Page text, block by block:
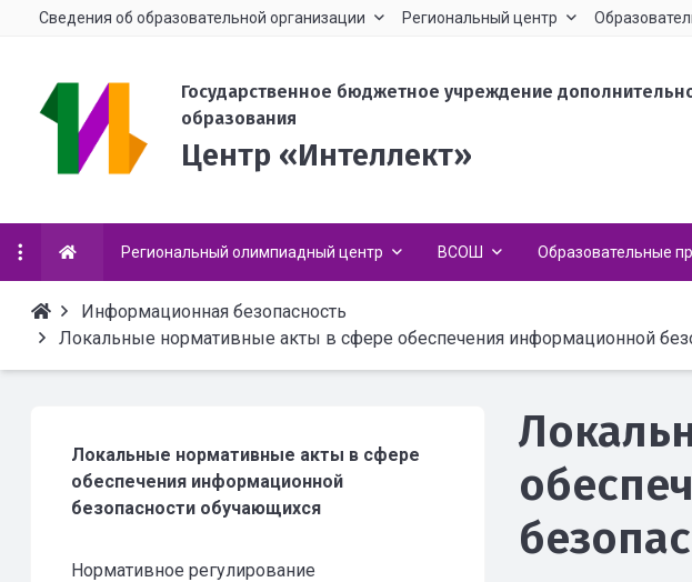
Сведения об образовательной организации Региональный центр
Государственное бюджетное учреждение
образования
Центр «Интеллект»
Региональный олимпиадный центр ВСОШ Образовательные
Информационная безопасность
Локальные нормативные акты в сфере обеспечения информационной
Локальные нормативные акты в сфере
обеспечения информационной
безопасности обучающихся
Нормативное регулирование